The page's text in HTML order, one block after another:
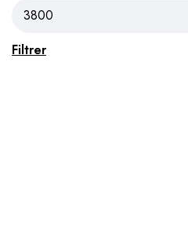
Filtrer